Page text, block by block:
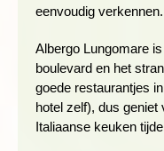
Afstand: ± 8 kilometer
Hoogteverschil: 410
Zwaarte: 3 schoentjes
Wandeling
eenvoudig verkennen.
Albergo Lungomare
boulevard en het
goede restaurantjes
hotel zelf), dus geniet
Italiaanse keuken